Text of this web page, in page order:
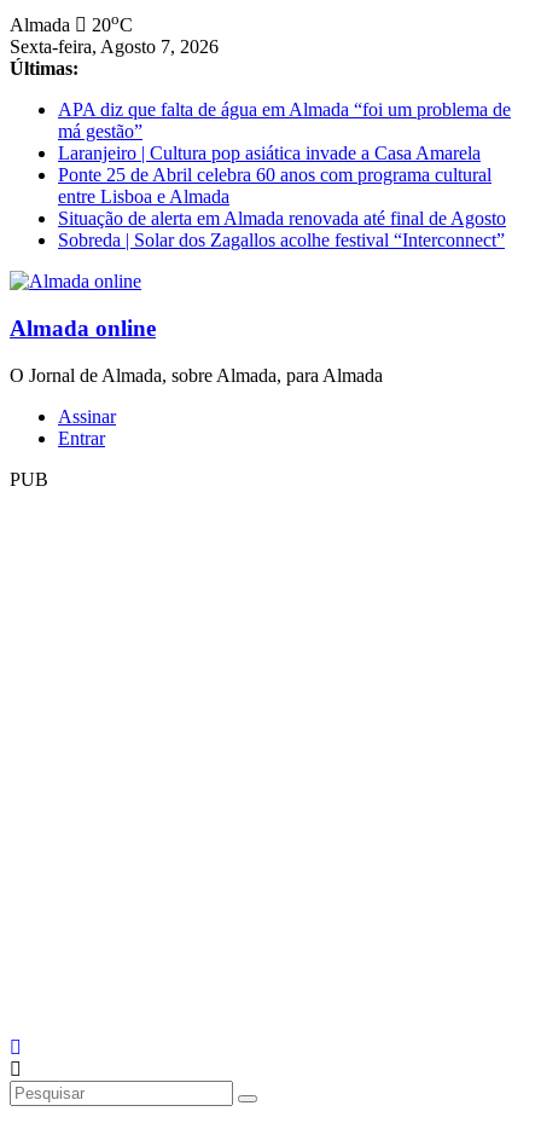
Saltar
para
conteúdo
Almada 20oC
Sexta-feira, Agosto 7, 2026
Últimas:
APA diz que falta de água em Almada “foi um problema de
má gestão”
Laranjeiro | Cultura pop asiática invade a Casa Amarela
Ponte 25 de Abril celebra 60 anos com programa cultural
entre Lisboa e Almada
Situação de alerta em Almada renovada até final de Agosto
Sobreda | Solar dos Zagallos acolhe festival “Interconnect”
Almada online
O Jornal de Almada, sobre Almada, para Almada
Assinar
Entrar
PUB